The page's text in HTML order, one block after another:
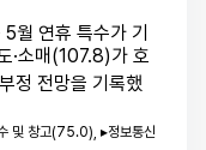
월 연휴 특수가 기
·소매(107.8)가 호
정 전망을 기록했
및 창고(75.0), ▸정보통신